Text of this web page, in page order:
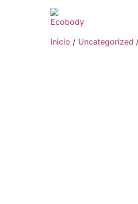
Inicio / Uncategorized